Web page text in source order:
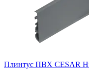
Плинтус ПВХ CESAR